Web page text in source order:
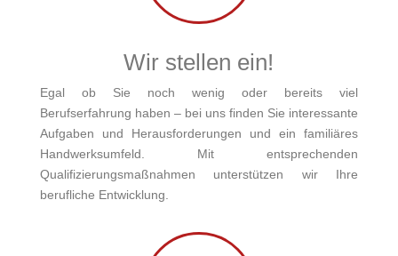
Wir stellen ein!
Egal ob Sie noch wenig oder bereits viel
Berufserfahrung haben – bei uns finden Sie interessante
Aufgaben und Herausforderungen und ein familiäres
Handwerksumfeld. Mit entsprechenden
Qualifizierungsmaßnahmen unterstützen wir Ihre
berufliche Entwicklung.